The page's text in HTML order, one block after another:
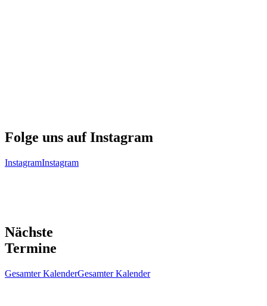
Folge uns auf Instagram
InstagramInstagram
Nächste
Termine
Gesamter KalenderGesamter Kalender